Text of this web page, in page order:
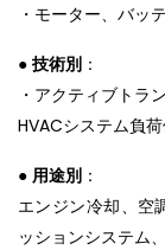
・モーター、バッ
● 技術別 ：
・アクティブトラ
HVACシステム負
● 用途別 ：
エンジン冷却、空
ッションシステム